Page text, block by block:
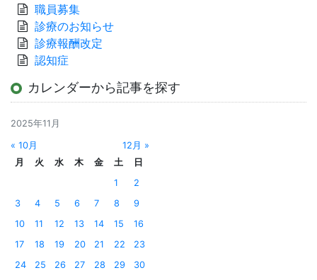
職員募集
診療のお知らせ
診療報酬改定
認知症
カレンダーから記事を探す
2025年11月
« 10月
12月 »
月
火 水 木 金 土
日
1
2
3
4 5 6 7 8
9
10
11 12 13 14 15
16
17
18 19 20 21 22
23
24
25 26 27 28 29 30